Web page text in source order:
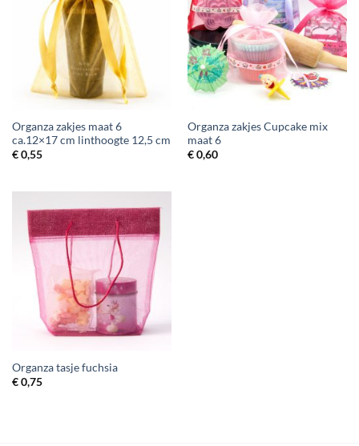
Organza zakjes maat 6
ca.12×17 cm linthoogte 12,5 cm
€0,55
Organza zakjes Cupcake mix
maat 6
€0,60
Organza tasje fuchsia
€0,75